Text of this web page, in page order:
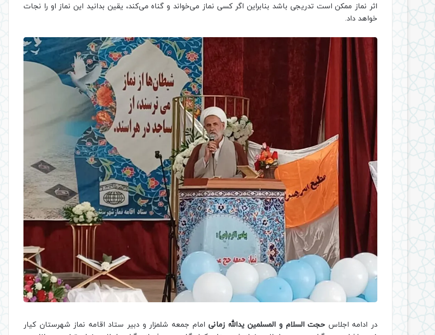
اثر نماز ممکن است تدریجی باشد بنابراین اگر کسی نماز می‌خواند و گناه می‌کند، یقین بدانید این نماز او را نجات
خواهد داد.
در ادامه اجلاس حجت السلام و المسلمین یدالله زمانیامام جمعه شلمزار و دبیر ستاد اقامه نماز شهرستان کیار